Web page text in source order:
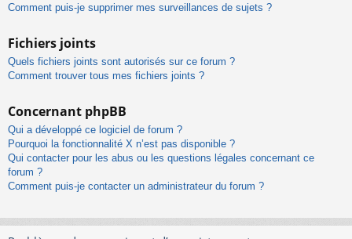
Comment puis-je supprimer mes surveillances de sujets ?
Fichiers joints
Quels fichiers joints sont autorisés sur ce forum ?
Comment trouver tous mes fichiers joints ?
Concernant phpBB
Qui a développé ce logiciel de forum ?
Pourquoi la fonctionnalité X n’est pas disponible ?
Qui contacter pour les abus ou les questions légales concernant ce
forum ?
Comment puis-je contacter un administrateur du forum ?